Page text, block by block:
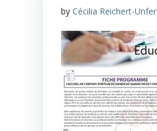
by Cécilia Reichert-Unfer